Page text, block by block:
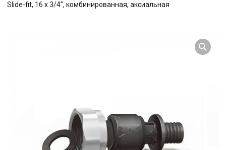
Slide-fit, 16 х 3/4″, комбинированная, аксиальная